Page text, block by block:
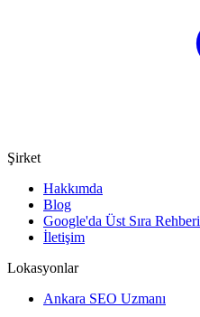
Şirket
Hakkımda
Blog
Google'da Üst Sıra Rehberi
İletişim
Lokasyonlar
Ankara SEO Uzmanı